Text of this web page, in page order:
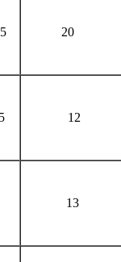
5 20
5 12
13